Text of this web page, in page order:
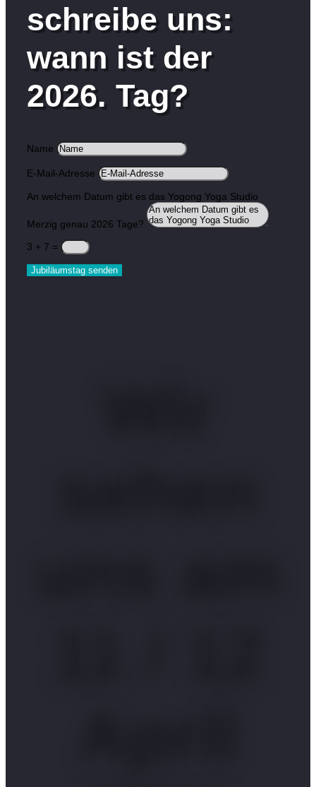
schreibe uns:
wann ist der
2026. Tag?
Name
E-Mail-Adresse
An welchem Datum gibt es das Yogong Yoga Studio
Merzig genau 2026 Tage?
3 + 7 =
Jubiläumstag senden